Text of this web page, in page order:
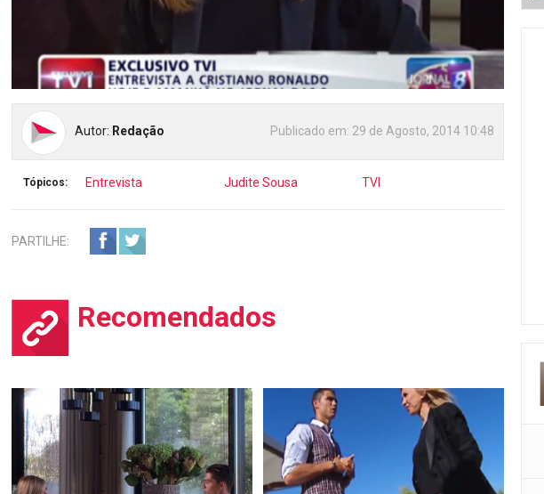
Autor: Redação Publicado em: 29 de Agosto, 2014 10:48
Tópicos: Entrevista Judite Sousa TVI
PARTILHE:
Recomendados